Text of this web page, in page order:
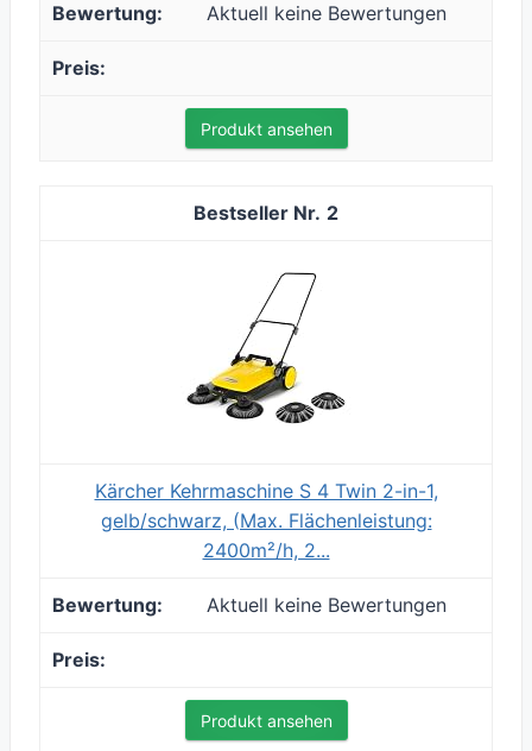
Aktuell keine Bewertungen
Produkt ansehen
2
Kärcher Kehrmaschine S 4 Twin 2-in-1,
gelb/schwarz, (Max. Flächenleistung:
2400m²/h, 2...
Aktuell keine Bewertungen
Produkt ansehen